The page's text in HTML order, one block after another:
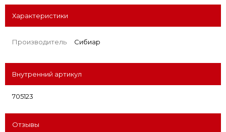
Характеристики
Производитель Сибиар
Внутренний артикул
705123
Отзывы